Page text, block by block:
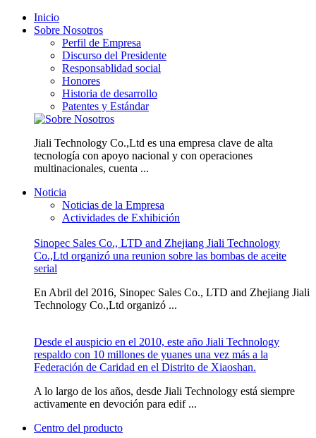
Inicio
Sobre Nosotros
Perfil de Empresa
Discurso del Presidente
Responsablidad social
Honores
Historia de desarrollo
Patentes y Estándar
Jiali Technology Co.,Ltd es una empresa clave de alta
tecnología con apoyo nacional y con operaciones
multinacionales, cuenta ...
Noticia
Noticias de la Empresa
Actividades de Exhibición
Sinopec Sales Co., LTD and Zhejiang Jiali Technology
Co.,Ltd organizó una reunion sobre las bombas de aceite
serial
En Abril del 2016, Sinopec Sales Co., LTD and Zhejiang Jiali
Technology Co.,Ltd organizó ...
Desde el auspicio en el 2010, este año Jiali Technology
respaldo con 10 millones de yuanes una vez más a la
Federación de Caridad en el Distrito de Xiaoshan.
A lo largo de los años, desde Jiali Technology está siempre
activamente en devoción para edif ...
Centro del producto